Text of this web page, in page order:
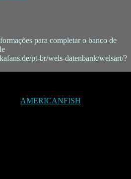
para completar o banco de
pt-br/wels-datenbank/welsart/?
AMERICANFISH